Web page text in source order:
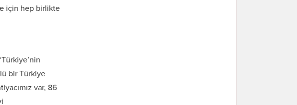
için hep birlikte
bir Türkiye
var, 86